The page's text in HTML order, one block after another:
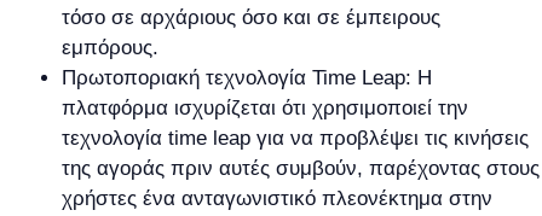
τόσο σε αρχάριους όσο και σε έμπειρους
εμπόρους.
Πρωτοποριακή τεχνολογία Time Leap: Η
πλατφόρμα ισχυρίζεται ότι χρησιμοποιεί την
τεχνολογία time leap για να προβλέψει τις κινήσεις
της αγοράς πριν αυτές συμβούν, παρέχοντας στους
χρήστες ένα ανταγωνιστικό πλεονέκτημα στην